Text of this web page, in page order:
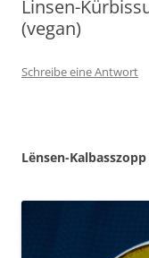
Linsen-
(vegan)
Schreibe eine Antwort
Lënsen-